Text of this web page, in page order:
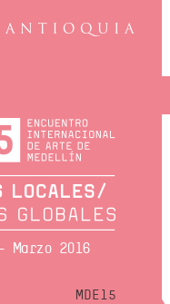
Marzo 2016
MDE15